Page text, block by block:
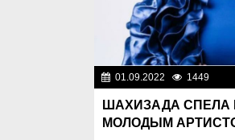
01.09.2022 1449
ШАХИЗАДА СПЕЛА
МОЛОДЫМ